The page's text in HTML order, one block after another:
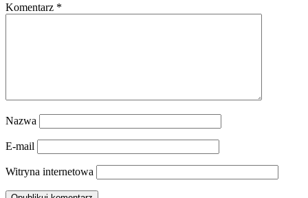
Komentarz *
Nazwa
E-mail
Witryna internetowa